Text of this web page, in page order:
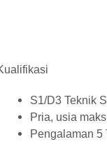
S1/D3 Teknik
Pria, usia
Pengalaman 5